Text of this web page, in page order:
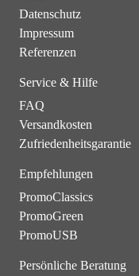
Datenschutz
Impressum
Referenzen
Service & Hilfe
FAQ
Versandkosten
Zufriedenheitsgarantie
Empfehlungen
PromoClassics
PromoGreen
PromoUSB
Persönliche Beratung